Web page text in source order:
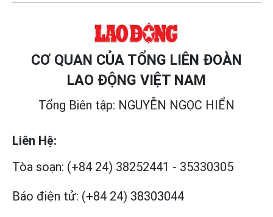
CƠ QUAN CỦA TỔNG LIÊN ĐOÀN
LAO ĐỘNG VIỆT NAM
Tổng Biên tập: NGUYỄN NGỌC HIỂN
Liên Hệ:
Tòa soạn: (+84 24) 38252441 - 35330305
Báo điện tử: (+84 24) 38303044